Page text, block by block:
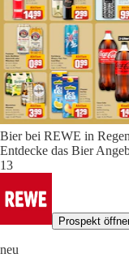
Bier bei REWE in
Entdecke das Bier
13
Prospekt
neu